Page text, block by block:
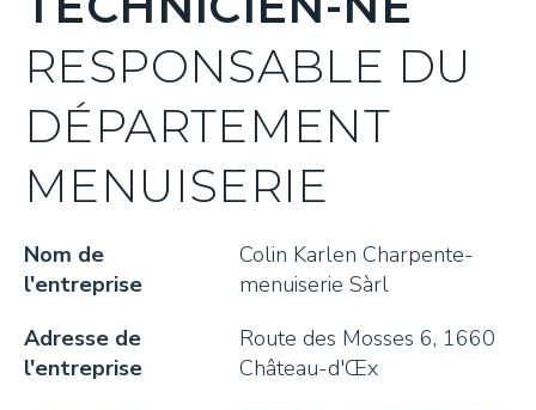
Rapports d'activités
Nos membres
Nos engagements RSE
Réseau économique
Contexte économique
Recherche de locaux et terrains
Bourse d'emploi
Pays-d'Enhaut Produits Authentiques
La marque PEPA
Produits laitiers
Soutien aux apprentis
Bourse des places d'apprentissage
Soutien aux projetsToggle submenu
Développer son projet
Soutien financier
Contexte régional
Tourisme durable
Missions touristiquesToggle submenu
Missions touristiques
Actualités
Événements
Contact
Recherche
RESPONSABLE DU
DÉPARTEMENT
MENUISERIE
Nom de
l'entreprise
Colin Karlen Charpente-
menuiserie Sàrl
Adresse de
l'entreprise
Route des Mosses 6, 1660
Château-d'Œx